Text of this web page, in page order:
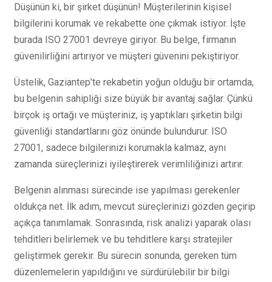
Düşünün ki, bir şirket düşünün! Müşterilerinin kişisel
bilgilerini korumak ve rekabette öne çıkmak istiyor. İşte
burada ISO 27001 devreye giriyor. Bu belge, firmanın
güvenilirliğini artırıyor ve müşteri güvenini pekiştiriyor.
Üstelik, Gaziantep’te rekabetin yoğun olduğu bir ortamda,
bu belgenin sahipliği size büyük bir avantaj sağlar. Çünkü
birçok iş ortağı ve müşteriniz, iş yaptıkları şirketin bilgi
güvenliği standartlarını göz önünde bulundurur. ISO
27001, sadece bilgilerinizi korumakla kalmaz, aynı
zamanda süreçlerinizi iyileştirerek verimliliğinizi artırır.
Belgenin alınması sürecinde ise yapılması gerekenler
oldukça net. İlk adım, mevcut süreçlerinizi gözden geçirip
açıkça tanımlamak. Sonrasında, risk analizi yaparak olası
tehditleri belirlemek ve bu tehditlere karşı stratejiler
geliştirmek gerekir. Bu sürecin sonunda, gereken tüm
düzenlemelerin yapıldığını ve sürdürülebilir bir bilgi